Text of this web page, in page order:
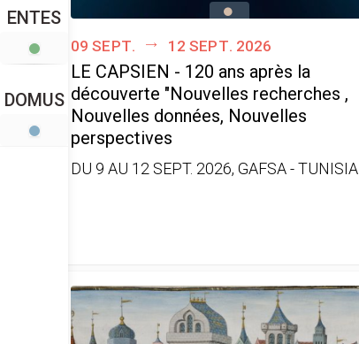
ENTES
DOMUS
09 sept. 12 sept. 2026
LE CAPSIEN - 120 ans après la
découverte "Nouvelles recherches ,
Nouvelles données, Nouvelles
perspectives
DU 9 AU 12 SEPT. 2026, GAFSA - TUNISIA